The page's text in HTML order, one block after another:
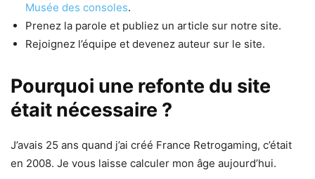
Musée des consoles.
Prenez la parole et publiez un article sur notre site.
Rejoignez l’équipe et devenez auteur sur le site.
Pourquoi une refonte du site
était nécessaire ?
J’avais 25 ans quand j’ai créé France Retrogaming, c’était
en 2008. Je vous laisse calculer mon âge aujourd’hui.